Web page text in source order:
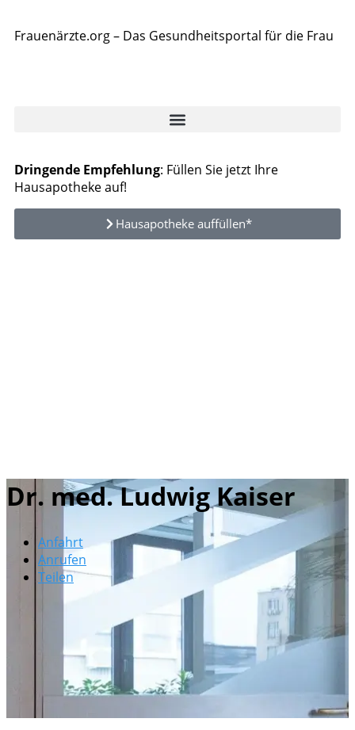
Frauenärzte.org – Das Gesundheitsportal für die Frau
Dringende Empfehlung: Füllen Sie jetzt Ihre
Hausapotheke auf!
Hausapotheke auffüllen*
Dr. med. Ludwig Kaiser
Anfahrt
Anrufen
Teilen